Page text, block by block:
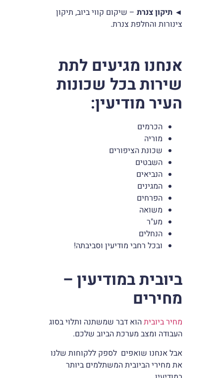
◄ תיקון צנרת– שיקום קווי ביוב, תיקון
צינורות והחלפת צנרת.
אנחנו מגיעים לתת
שירות בכל שכונות
העיר מודיעין:
הכרמים
מוריה
שכונת הציפורים
השבטים
הנביאים
המגינים
הפרחים
משואה
מע"ר
הנחלים
ובכל רחבי מודיעין וסביבתה!
ביובית במודיעין –
מחירים
מחיר ביוביתהוא דבר שמשתנה ותלוי בסוג
העבודה ומצב מערכת הביוב שלכם.
אבל אנחנו שואפים לספק ללקוחות שלנו
את מחירי הביובית המשתלמים ביותר